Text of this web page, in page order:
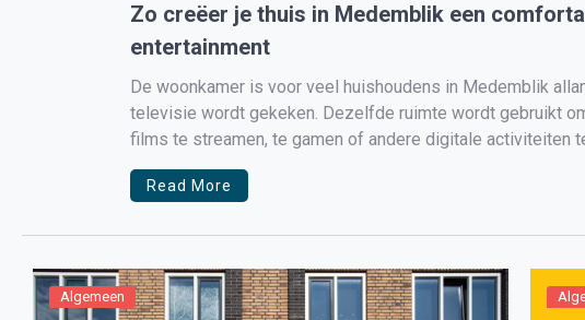
Zo creëer je thuis in Medemblik een
entertainment
De woonkamer is voor veel huishoudens in Medemblik
televisie wordt gekeken. Dezelfde ruimte wordt gebruikt
films te streamen, te gamen of andere digitale activiteiten
avond thuis of wanneer […]
Read More
Algemeen